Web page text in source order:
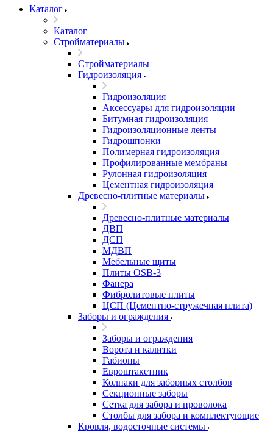
Каталог
Каталог
Стройматериалы
Стройматериалы
Гидроизоляция
Гидроизоляция
Аксессуары для гидроизоляции
Битумная гидроизоляция
Гидроизоляционные ленты
Гидрошпонки
Полимерная гидроизоляция
Профилированные мембраны
Рулонная гидроизоляция
Цементная гидроизоляция
Древесно-плитные материалы
Древесно-плитные материалы
ДВП
ДСП
МДВП
Мебельные щиты
Плиты OSB-3
Фанера
Фибролитовые плиты
ЦСП (Цементно-стружечная плита)
Заборы и ограждения
Заборы и ограждения
Ворота и калитки
Габионы
Евроштакетник
Колпаки для заборных столбов
Секционные заборы
Сетка для забора и проволока
Столбы для забора и комплектующие
Кровля, водосточные системы